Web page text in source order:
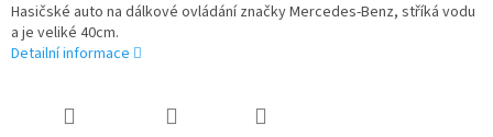
Hasičské auto na dálkové ovládání značky Mercedes-Benz, stříká vodu
a je veliké 40cm.
Detailní informace